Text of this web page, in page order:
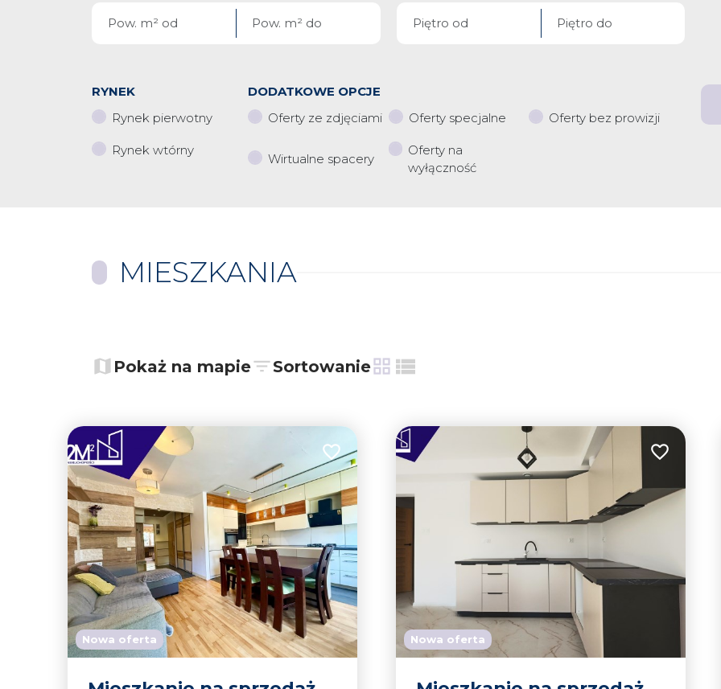
RYNEK
Rynek pierwotny
Rynek wtórny
DODATKOWE OPCJE
Oferty ze zdjęciami
Oferty specjalne Oferty bez prowizji
Wirtualne spacery
Oferty na
wyłączność
MIESZKANIA
−
Pokaż na mapie Sortowanie
tabela
lista
Nowa oferta
Dodaj do ulubionych
Nowa oferta
Dodaj do